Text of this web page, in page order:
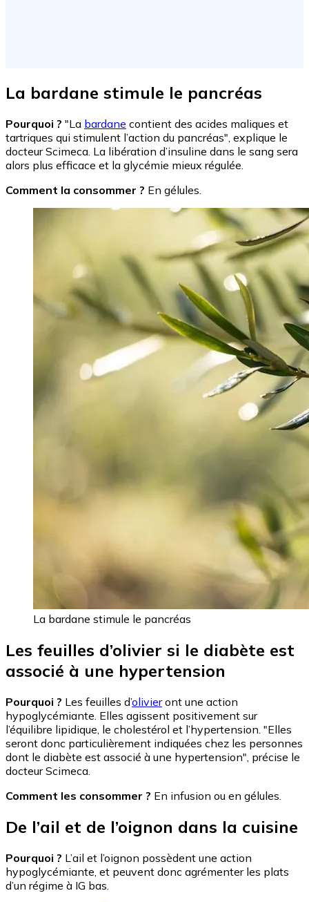
La bardane stimule le pancréas
Pourquoi ? "La bardane contient des acides maliques et
tartriques qui stimulent l’action du pancréas", explique le
docteur Scimeca. La libération d’insuline dans le sang sera
alors plus efficace et la glycémie mieux régulée.
Comment la consommer ? En gélules.
La bardane stimule le pancréas
Les feuilles d’olivier si le diabète est
associé à une hypertension
Pourquoi ? Les feuilles d’olivieront une action
hypoglycémiante. Elles agissent positivement sur
l’équilibre lipidique, le cholestérol et l’hypertension. "Elles
seront donc particulièrement indiquées chez les personnes
dont le diabète est associé à une hypertension", précise le
docteur Scimeca.
Comment les consommer ? En infusion ou en gélules.
De l’ail et de l’oignon dans la cuisine
Pourquoi ? L’ail et l’oignon possèdent une action
hypoglycémiante, et peuvent donc agrémenter les plats
d’un régime à IG bas.